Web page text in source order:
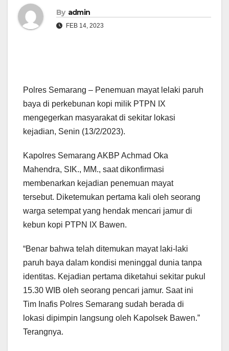
By admin
FEB 14, 2023
Polres Semarang – Penemuan mayat lelaki paruh
baya di perkebunan kopi milik PTPN IX
mengegerkan masyarakat di sekitar lokasi
kejadian, Senin (13/2/2023).
Kapolres Semarang AKBP Achmad Oka
Mahendra, SIK., MM., saat dikonfirmasi
membenarkan kejadian penemuan mayat
tersebut. Diketemukan pertama kali oleh seorang
warga setempat yang hendak mencari jamur di
kebun kopi PTPN IX Bawen.
“Benar bahwa telah ditemukan mayat laki-laki
paruh baya dalam kondisi meninggal dunia tanpa
identitas. Kejadian pertama diketahui sekitar pukul
15.30 WIB oleh seorang pencari jamur. Saat ini
Tim Inafis Polres Semarang sudah berada di
lokasi dipimpin langsung oleh Kapolsek Bawen.”
Terangnya.